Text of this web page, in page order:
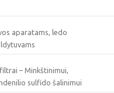
aparatams, ledo
– Minkštinimui,
sulfido šalinimui